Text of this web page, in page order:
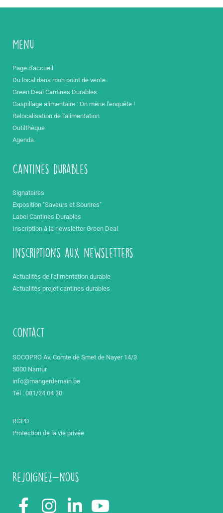
Menu
Page d'accueil
Du local dans mon point de vente
Green Deal Cantines Durables
Gaspillage alimentaire : On mène l'enquête !
Relocalisation de l'alimentation
Outilthèque
Agenda
Cantines durables
Signataires
Exposition "Saveurs et Sourires"
Label Cantines Durables
Inscription à la newsletter Green Deal
inscriptions aux newsletters
Actualités de l'alimentation durable
Actualités projet cantines durables
contact
SOCOPRO Av. Comte de Smet de Nayer 14/3
5000 Namur
info@mangerdemain.be
Tél : 081/24 04 30
RGPD
Protection de la vie privée
Rejoignez-nous